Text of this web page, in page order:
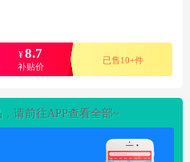
¥8.7
补贴价
已售10+件
请前往APP查看全部~